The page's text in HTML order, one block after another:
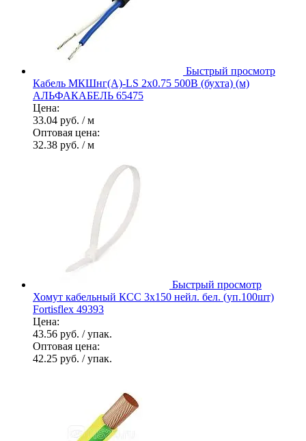
Быстрый просмотр
Кабель МКШнг(А)-LS 2х0.75 500В (бухта) (м)
АЛЬФАКАБЕЛЬ 65475
Цена:
33.04 руб. / м
Оптовая цена:
32.38 руб. / м
Быстрый просмотр
Хомут кабельный КСС 3х150 нейл. бел. (уп.100шт)
Fortisflex 49393
Цена:
43.56 руб. / упак.
Оптовая цена:
42.25 руб. / упак.